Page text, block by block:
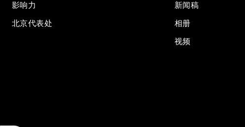
影响力
北京代表处
新闻稿
相册
视频